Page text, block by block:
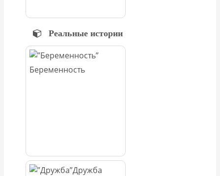
Реальные истории
Беременность
Дружба